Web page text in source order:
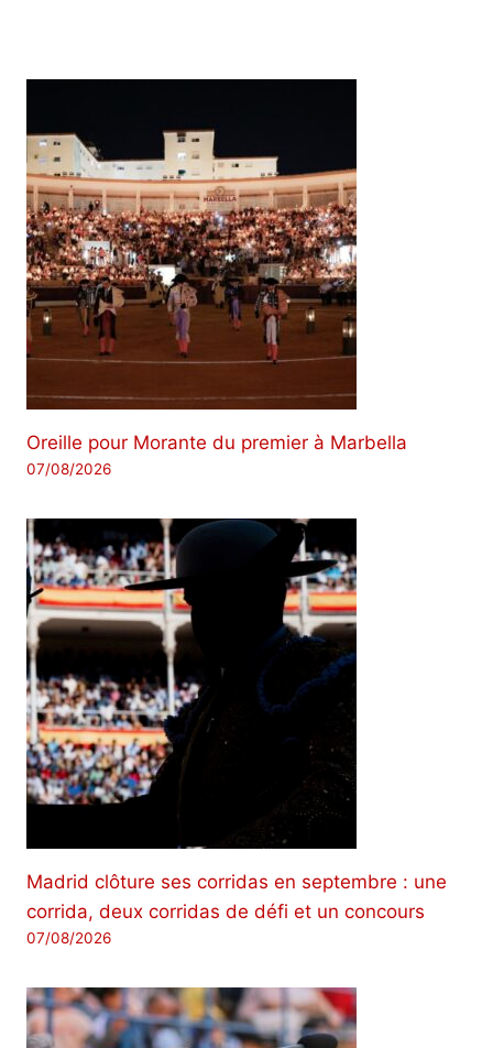
Oreille pour Morante du premier à Marbella
07/08/2026
Madrid clôture ses corridas en septembre : une
corrida, deux corridas de défi et un concours
07/08/2026